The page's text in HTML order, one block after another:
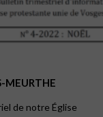
MEURTHE
de notre Église